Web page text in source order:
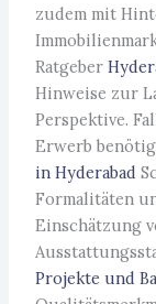
zudem mit
Ratgeber
Hinweise zur
Perspektive.
Erwerb
in Hyderabad
Formalitäten
Einschätzung
Projekte und